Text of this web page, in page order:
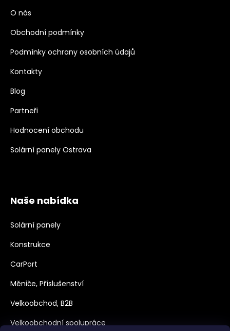
O nás
Obchodní podmínky
Podmínky ochrany osobních údajů
Kontakty
Blog
Partneři
Hodnocení obchodu
Solární panely Ostrava
Naše nabídka
Solární panely
Konstrukce
CarPort
Měniče, Příslušenství
Velkoobchod, B2B
Velkoobchodní spolupráce